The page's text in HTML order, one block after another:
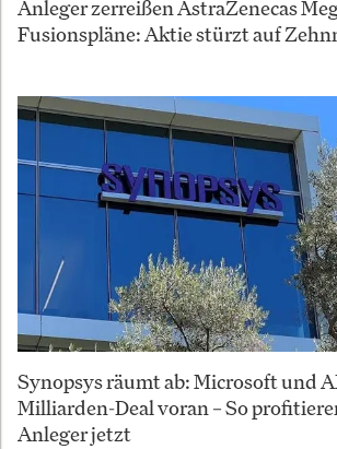
Anleger zerreißen AstraZenecas
Fusionspläne: Aktie stürzt auf
Synopsys räumt ab: Microsoft und
Milliarden-Deal voran – So
Anleger jetzt